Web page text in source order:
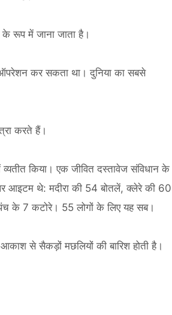
रूप में जाना जाता है।
कर सकता था। दुनिया का सबसे
करते हैं।
किया। एक जीवित दस्तावेज संविधान के
आइटम थे: मदीरा की 54 बोतलें, क्लेरे की 60
के 7 कटोरे। 55 लोगों के लिए यह सब।
से सैकड़ों मछलियों की बारिश होती है।